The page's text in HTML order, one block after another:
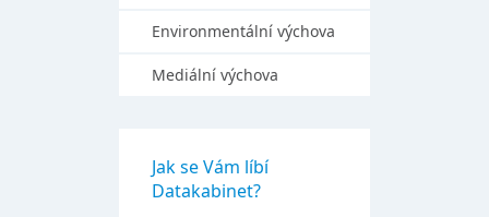
Environmentální výchova
Mediální výchova
Jak se Vám líbí
Datakabinet?